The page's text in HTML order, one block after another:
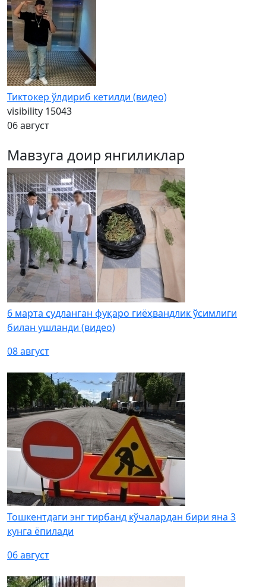
Тиктокер ўлдириб кетилди (видео)
visibility 15043
06 август
Мавзуга доир янгиликлар
6 марта судланган фуқаро гиёҳвандлик ўсимлиги
билан ушланди (видео)
08 август
Тошкентдаги энг тирбанд кўчалардан бири яна 3
кунга ёпилади
06 август